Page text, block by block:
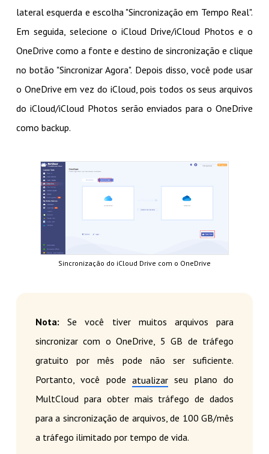
lateral esquerda e escolha "Sincronização em Tempo Real".
Em seguida, selecione o iCloud Drive/iCloud Photos e o
OneDrive como a fonte e destino de sincronização e clique
no botão "Sincronizar Agora". Depois disso, você pode usar
o OneDrive em vez do iCloud, pois todos os seus arquivos
do iCloud/iCloud Photos serão enviados para o OneDrive
como backup.
Sincronização do iCloud Drive com o OneDrive
Nota: Se você tiver muitos arquivos para
sincronizar com o OneDrive, 5 GB de tráfego
gratuito por mês pode não ser suficiente.
Portanto, você pode atualizar seu plano do
MultCloud para obter mais tráfego de dados
para a sincronização de arquivos, de 100 GB/mês
a tráfego ilimitado por tempo de vida.